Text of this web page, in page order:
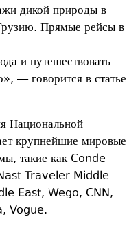
дикой природы в
Прямые рейсы в
и путешествовать
— говорится в статье
Национальной
крупнейшие мировые
такие как Conde
Traveler Middle
East, Wego, CNN,
Vogue.